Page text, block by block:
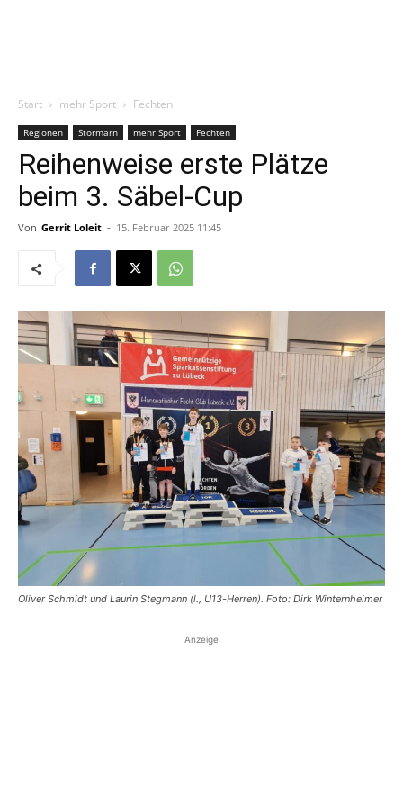
Start mehr Sport Fechten
Regionen Stormarn mehr Sport Fechten
Reihenweise erste Plätze
beim 3. Säbel-Cup
Von Gerrit Loleit - 15. Februar 2025 11:45
Oliver Schmidt und Laurin Stegmann (l., U13-Herren). Foto: Dirk Winternheimer
Anzeige